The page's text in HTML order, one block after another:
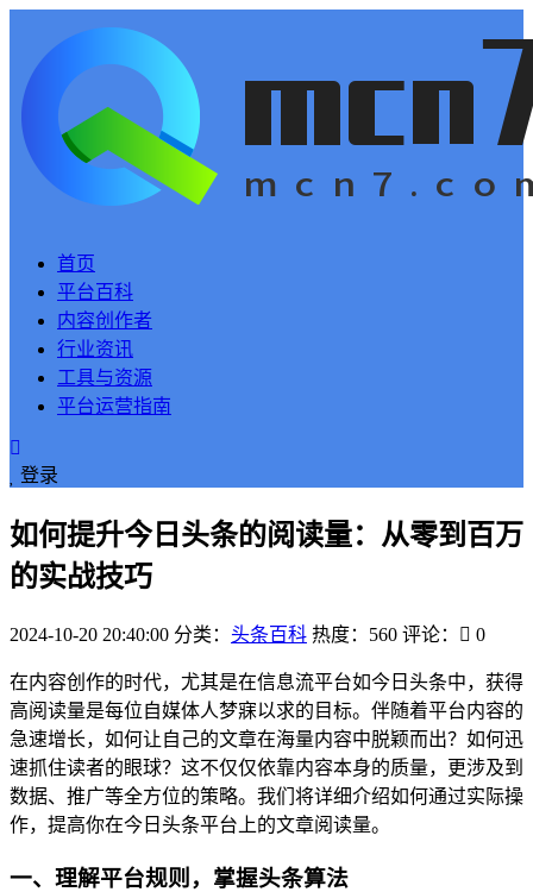
首页
平台百科
内容创作者
行业资讯
工具与资源
平台运营指南
登录
如何提升今日头条的阅读量：从零到百万
的实战技巧
2024-10-20 20:40:00 分类： 头条百科 热度：560 评论： 0
在内容创作的时代，尤其是在信息流平台如今日头条中，获得
高阅读量是每位自媒体人梦寐以求的目标。伴随着平台内容的
急速增长，如何让自己的文章在海量内容中脱颖而出？如何迅
速抓住读者的眼球？这不仅仅依靠内容本身的质量，更涉及到
数据、推广等全方位的策略。我们将详细介绍如何通过实际操
作，提高你在今日头条平台上的文章阅读量。
一、理解平台规则，掌握头条算法